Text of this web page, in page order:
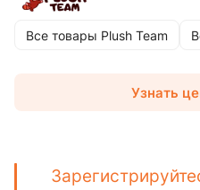
Все товары Plush Team
Узнать